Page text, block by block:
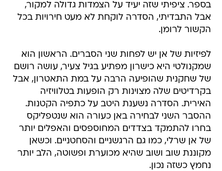
בספר. ציפיתי שזה יעיד על הצמדות גדולה למקור,
אבל התבדיתי, הסדרה לוקחת לא מעט חירויות בכל
הקשור לרומן.
לפיזיות של אן יש לפחות שני הסברים. הראשון הוא
שמקנולטי היא כישרון מפתיע בגיל צעיר, עושה רושם
של שחקנית שהופיעה הרבה על במת התאטרון, אבל
בקרדיטים שלה מצוינות רק הופעות בטלוויזיה
האירית. הסדרה נשענת היטב על כתפיה הקטנות.
ההסבר השני לבחירה באן כעורה הוא שנטפליקס
בחרו להתמקד בצדדים המחוספסים והאפלים יותר
של אן שרלי, כמו גם הרגשניים והסחטניים. וכשאן
מקוננת שוב ושוב שהיא מכוערת ופשוטה, הלב יותר
נחמץ כשזה נכון.